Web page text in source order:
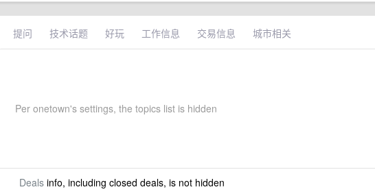
提问 技术话题 好玩 工作信息 交易信息 城市相关
Per onetown's settings, the topics list is hidden
Dealsinfo, including closed deals, is not hidden